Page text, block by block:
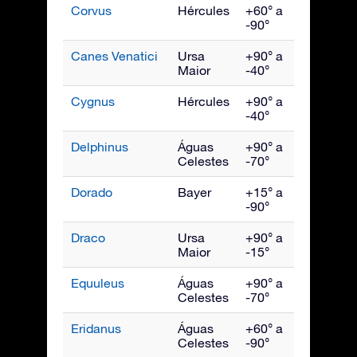
Corvus Hércules
+60° a
-90°
Canes Venatici
Ursa
Maior
+90° a
-40°
Cygnus Hércules
+90° a
-40°
Delphinus
Águas
Celestes
+90° a
-70°
Dorado Bayer
+15° a
-90°
Draco
Ursa
Maior
+90° a
-15°
Equuleus
Águas
Celestes
+90° a
-70°
Eridanus
Águas
Celestes
+60° a
-90°